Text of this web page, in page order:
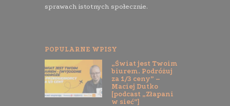
sprawach istotnych społecznie.
POPULARNE WPISY
„Świat jest Twoim
biurem. Podróżuj
za 1/3 ceny” –
Maciej Dutko
[podcast „Złapani
w sieć”]